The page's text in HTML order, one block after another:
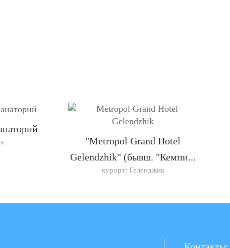
"Metropol Grand Hotel
Gelendzhik" (бывш. "Кемпи...
курорт: Геленджик